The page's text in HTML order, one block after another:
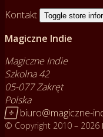
Kontakt
Toggle store
Magiczne Indie
Magiczne Indie
Szkolna 42
05-077 Zakręt
Polska
 biuro@magiczne-
© Copyright 2010 – 2026